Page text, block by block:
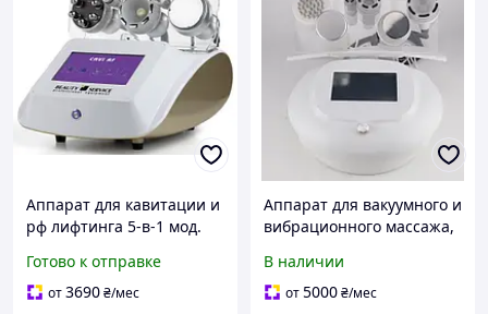
Аппарат для кавитации и
рф лифтинга 5-в-1 мод.
управлением
Готово к отправке
от3690₴/мес
Аппарат для вакуумного и
вибрационного массажа,
лифтинг VACUUM PRO
AMEG
В наличии
от5000₴/мес